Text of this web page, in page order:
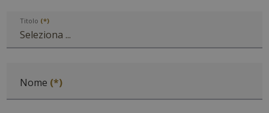
Titolo
Nome